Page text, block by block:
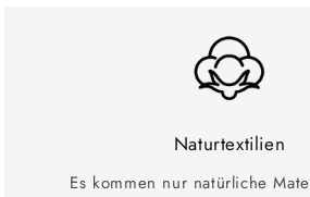
Naturtextilien
Es kommen nur natürliche